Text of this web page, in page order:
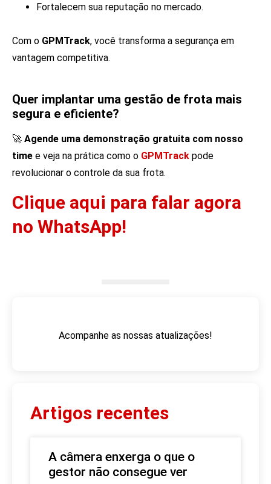
Fortalecem sua reputação no mercado.
Com o GPMTrack, você transforma a segurança em
vantagem competitiva.
Quer implantar uma gestão de frota mais
segura e eficiente?
🚀 Agende uma demonstração gratuita com nosso
time e veja na prática como o GPMTrack pode
revolucionar o controle da sua frota.
Clique aqui para falar agora
no WhatsApp!
Acompanhe as nossas atualizações!
Artigos recentes
A câmera enxerga o que o
gestor não consegue ver